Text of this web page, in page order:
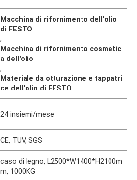
Macchina di rifornimento dell'olio
di FESTO
,
Macchina di rifornimento cosmetic
a dell'olio
,
Materiale da otturazione e tappatri
ce dell'olio di FESTO
24 insiemi/mese
CE, TUV, SGS
caso di legno, L2500*W1400*H2100m
m, 1000KG